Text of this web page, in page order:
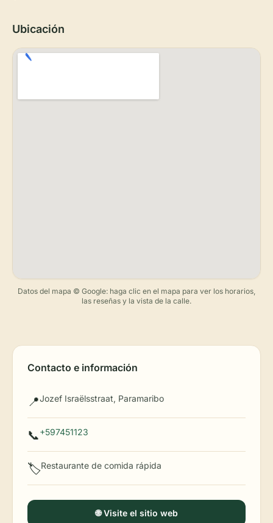
Ubicación
Datos del mapa © Google: haga clic en el mapa para ver los horarios,
las reseñas y la vista de la calle.
Contacto e información
📍Jozef Israëlsstraat, Paramaribo
📞+597451123
🏷️Restaurante de comida rápida
🌐 Visite el sitio web